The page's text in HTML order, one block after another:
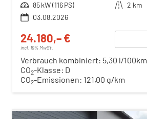
Leistung 85 kW (116 PS) Kilometerstand 2 km
03.08.2026
24.180,– €
incl. 19% MwSt.
Verbrauch kombiniert: 5,30 l/100km
CO2-Klasse: D
CO2-Emissionen: 121,00 g/km